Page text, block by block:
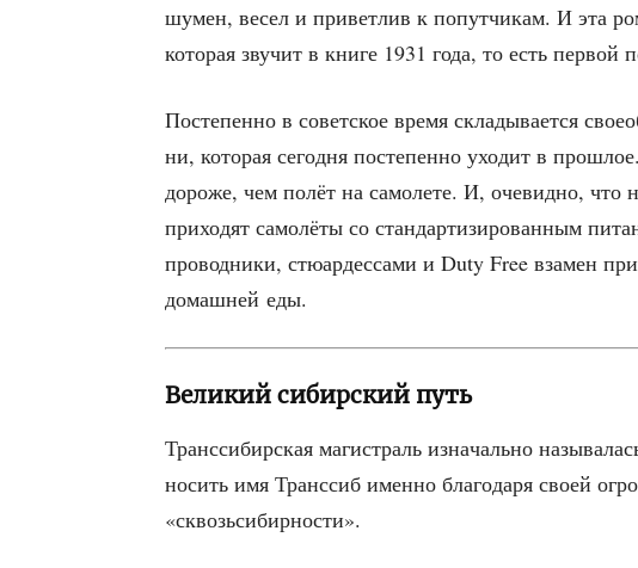
шумен, весел и при­вет­лив к попут­чи­кам. И эта
кото­рая зву­чит в кни­ге 1931 года, то есть
Посте­пен­но в совет­ское вре­мя скла­ды­ва­ет­ся
ни, кото­рая сего­дня посте­пен­но ухо­дит в
доро­же, чем полёт на само­ле­те. И, оче­вид­но, что
при­хо­дят само­лё­ты со стан­дар­ти­зи­ро­ван­ным
про­вод­ни­ки, стю­ар­дес­са­ми и Duty Free вза­мен
домаш­ней еды.
Великий сибирский путь
Транс­си­бир­ская маги­страль изна­чаль­но
носить имя Транс­сиб имен­но бла­го­да­ря сво­ей
«сквозь­си­бир­но­сти».